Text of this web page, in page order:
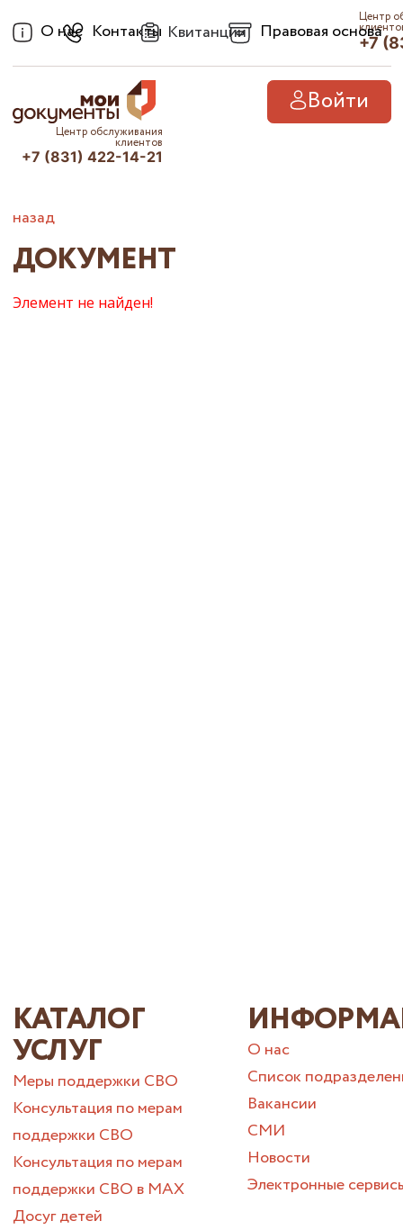
О нас Контакты Квитанции Правовая основа
Центр
+7
Войти
Центр обслуживания
клиентов
+7 (831) 422-14-21
назад
ДОКУМЕНТ
Элемент не найден!
КАТАЛОГ
УСЛУГ
Меры поддержки СВО
Консультация по мерам
поддержки СВО
Консультация по мерам
поддержки СВО в МАХ
Досуг детей
О нас
Список
Вакансии
СМИ
Новости
Электронные